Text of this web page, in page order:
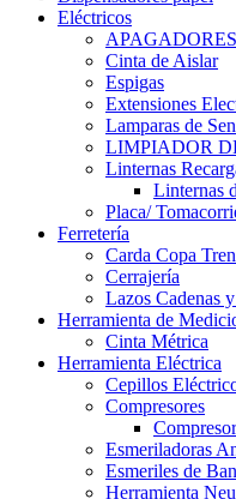
Eléctricos
APAGADORES
Cinta de Aislar
Espigas
Extensiones
Lamparas de
LIMPIADOR
Linternas
Linternas
Placa/
Ferretería
Carda Copa
Cerrajería
Lazos Cadenas
Herramienta de
Cinta Métrica
Herramienta Eléctrica
Cepillos
Compresores
Esmeriladoras
Esmeriles de
Herramienta